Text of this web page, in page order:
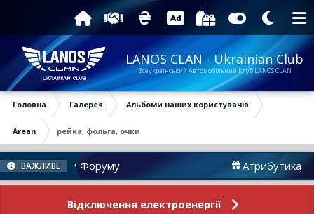
LANOS CLAN - Ukrainian Club
Всеукраїнський Автомобільний Клуб LANOS CLAN
Головна Галерея Альбоми наших користувачів
Arean рейка, фольга, очки
ВАЖЛИВЕ
Новини Форуму Атрибутика
Відключення електроенергії